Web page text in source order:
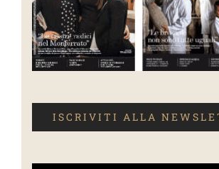
ISCRIVITI ALLA